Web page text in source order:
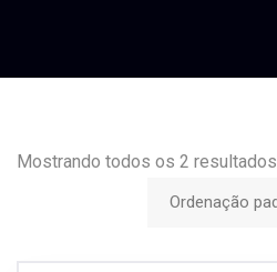
Mostrando todos os 2 resultados